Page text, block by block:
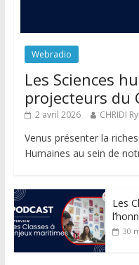
Webradio
Les Sciences
projecteurs du
2 avril 2026 CHRIDI
Venus présenter la
Humaines au sein de
Les
30